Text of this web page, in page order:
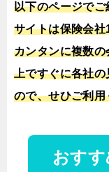
以下のページで
サイトは保険会
カンタンに複数
上ですぐに各社
ので、せひご利用
おす